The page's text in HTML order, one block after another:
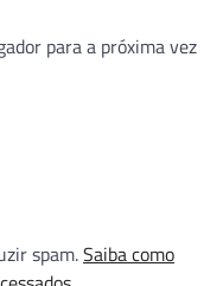
para a próxima vez
spam.Saiba como